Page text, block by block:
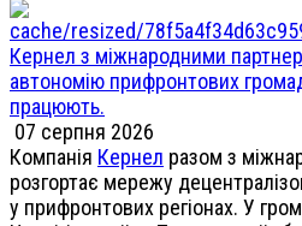
Кернел з міжнародними
автономію прифронтових
працюють.
07 серпня 2026
Компанія Кернел разом з
розгортає мережу
у прифронтових регіонах. У